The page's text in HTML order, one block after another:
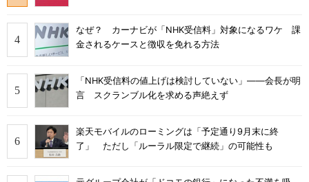
なぜ？ カーナビが「NHK受信料」対象になるワケ 課
金されるケースと徴収を免れる方法
「NHK受信料の値上げは検討していない」――会長が明
言 スクランブル化を求める声絶えず
楽天モバイルのローミングは「予定通り9月末に終
了」 ただし「ルーラル限定で継続」の可能性も